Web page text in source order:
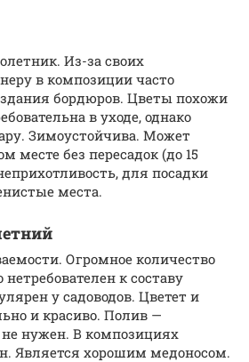
Из-за своих
в композиции часто
бордюров. Цветы похожи
в уходе, однако
Зимоустойчива. Может
месте без пересадок (до 15
для посадки
места.
Огромное количество
к составу
у садоводов. Цветет и
и красиво. Полив —
нужен. В композициях
Является хорошим медоносом.